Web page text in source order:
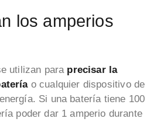
los amperios
utilizan paraprecisar la
o cualquier dispositivo de
Si una batería tiene 100
poder dar 1 amperio durante